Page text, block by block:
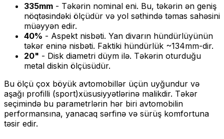
335mm - Təkərin nominal eni. Bu, təkərin ən geniş
nöqtəsindəki ölçüdür və yol səthində təmas sahəsini
müəyyən edir.
40% - Aspekt nisbəti. Yan divarın hündürlüyünün
təkər eninə nisbəti. Faktiki hündürlük ~134mm-dir.
20" - Disk diametri düym ilə. Təkərin oturduğu
metal diskin ölçüsüdür.
Bu ölçü çox böyük avtomobillər üçün uyğundur və
aşağı profilli (sport)xüsusiyyətlərinə malikdir. Təkər
seçimində bu parametrlərin hər biri avtomobilin
performansına, yanacaq sərfinə və sürüş komfortuna
təsir edir.